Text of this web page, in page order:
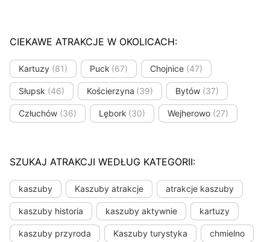
CIEKAWE ATRAKCJE W OKOLICACH:
Kartuzy (81) Puck (67) Chojnice (47)
Słupsk (46) Kościerzyna (39) Bytów (37)
Człuchów (36) Lębork (30) Wejherowo (27)
SZUKAJ ATRAKCJI WEDŁUG KATEGORII:
kaszuby Kaszuby atrakcje atrakcje kaszuby
kaszuby historia kaszuby aktywnie kartuzy
kaszuby przyroda Kaszuby turystyka chmielno